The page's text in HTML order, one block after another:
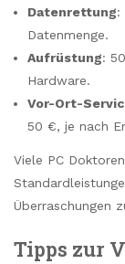
Datenrettung:
Datenmenge.
Aufrüstung:
Hardware.
Vor-Ort-
50 €, je nach
Viele PC
Überraschungen
Tipps zur